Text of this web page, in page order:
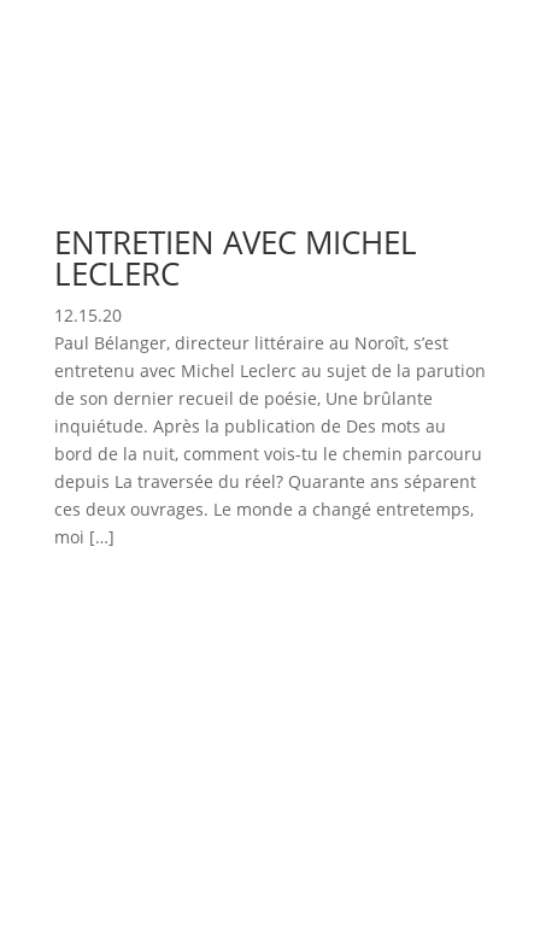
ENTRETIEN AVEC MICHEL
LECLERC
12.15.20
Paul Bélanger, directeur littéraire au Noroît, s’est
entretenu avec Michel Leclerc au sujet de la parution
de son dernier recueil de poésie, Une brûlante
inquiétude. Après la publication de Des mots au
bord de la nuit, comment vois-tu le chemin parcouru
depuis La traversée du réel? Quarante ans séparent
ces deux ouvrages. Le monde a changé entretemps,
moi […]